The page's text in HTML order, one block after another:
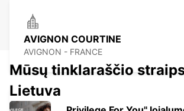
AVIGNON COURTINE
AVIGNON - FRANCE
Mūsų tinklaraščio
Lietuva